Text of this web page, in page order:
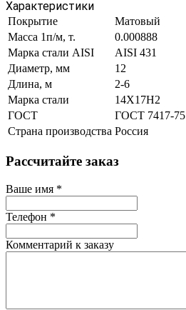
Характеристики
Покрытие
Матовый
Масса 1п/м, т.
0.000888
Марка стали AISI
AISI 431
Диаметр, мм
12
Длина, м
2-6
Марка стали
14Х17Н2
ГОСТ
ГОСТ 7417-75
Страна производства Россия
Рассчитайте заказ
Ваше имя *
Телефон *
Комментарий к заказу